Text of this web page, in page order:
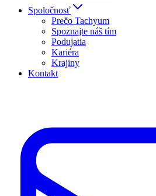
Spoločnosť
Prečo Tachyum
Spoznajte náš tím
Podujatia
Kariéra
Krajiny
Kontakt